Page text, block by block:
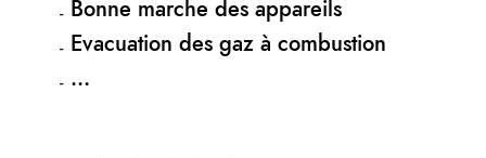
Bonne marche des appareils
Evacuation des gaz à combustion
…